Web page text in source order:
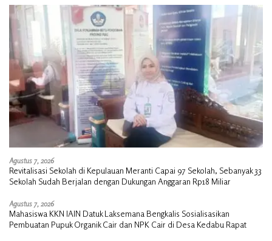
Agustus 7, 2026
Revitalisasi Sekolah di Kepulauan Meranti Capai 97 Sekolah, Sebanyak 33
Sekolah Sudah Berjalan dengan Dukungan Anggaran Rp18 Miliar
Agustus 7, 2026
Mahasiswa KKN IAIN Datuk Laksemana Bengkalis Sosialisasikan
Pembuatan Pupuk Organik Cair dan NPK Cair di Desa Kedabu Rapat